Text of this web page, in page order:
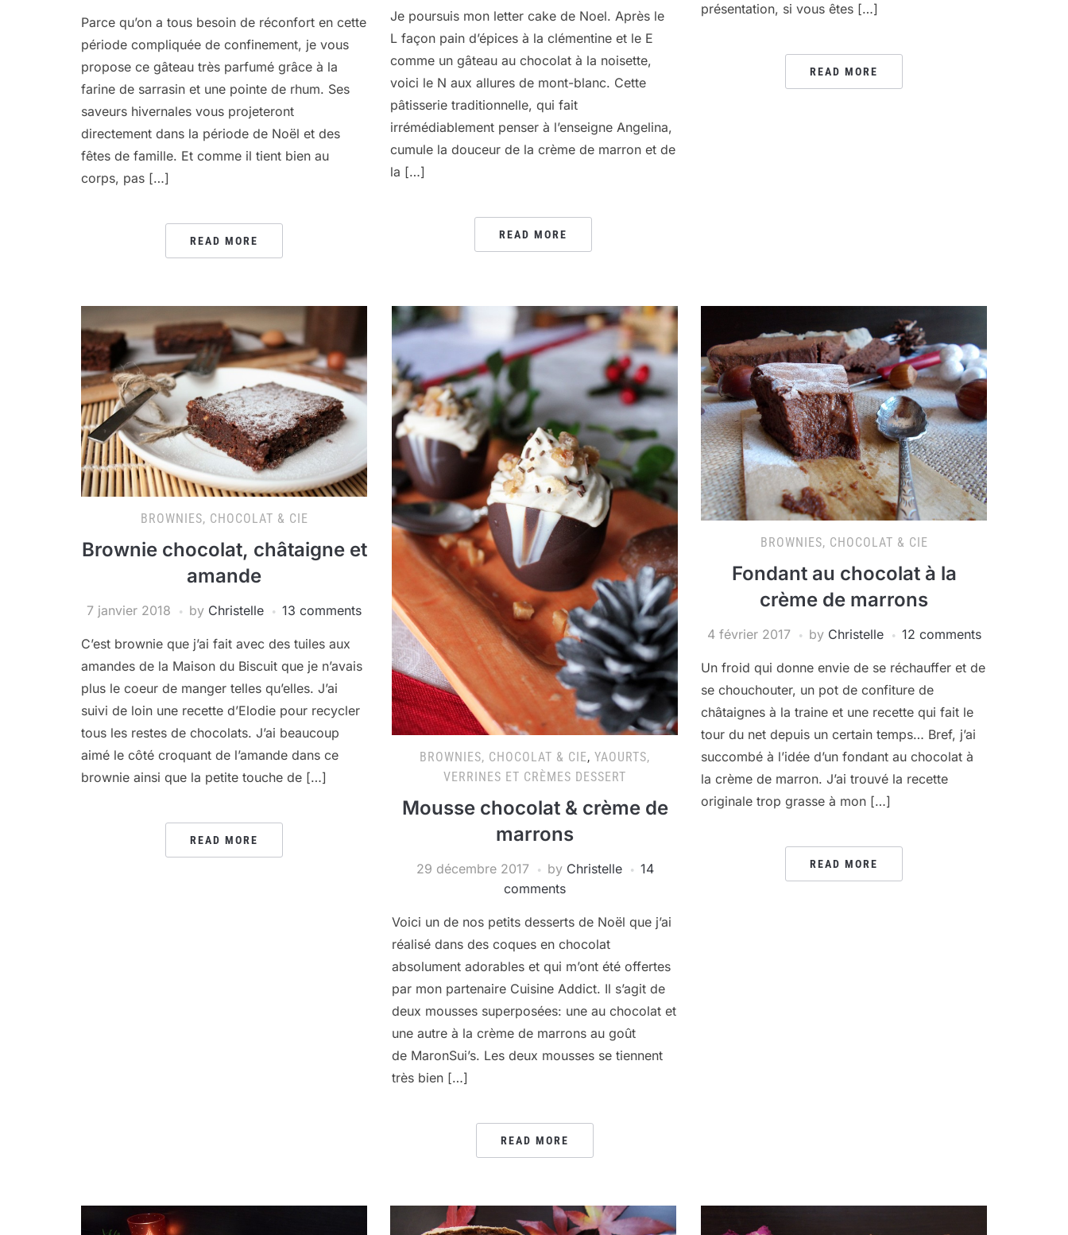
Parce qu’on a tous besoin de réconfort en cette
période compliquée de confinement, je vous
propose ce gâteau très parfumé grâce à la
farine de sarrasin et une pointe de rhum. Ses
saveurs hivernales vous projeteront
directement dans la période de Noël et des
fêtes de famille. Et comme il tient bien au
corps, pas […]
READ MORE
Je poursuis mon letter cake de Noel. Après le
L façon pain d’épices à la clémentine et le E
comme un gâteau au chocolat à la noisette,
voici le N aux allures de mont-blanc. Cette
pâtisserie traditionnelle, qui fait
irrémédiablement penser à l’enseigne Angelina,
cumule la douceur de la crème de marron et de
la […]
READ MORE
présentation, si vous êtes […]
READ MORE
BROWNIES, CHOCOLAT & CIE
Brownie chocolat, châtaigne et
amande
7 janvier 2018 by Christelle 13 comments
C’est brownie que j’ai fait avec des tuiles aux
amandes de la Maison du Biscuit que je n’avais
plus le coeur de manger telles qu’elles. J’ai
suivi de loin une recette d’Elodie pour recycler
tous les restes de chocolats. J’ai beaucoup
aimé le côté croquant de l’amande dans ce
brownie ainsi que la petite touche de […]
READ MORE
BROWNIES, CHOCOLAT & CIE,YAOURTS,
VERRINES ET CRÈMES DESSERT
Mousse chocolat & crème de
marrons
29 décembre 2017 by Christelle
14
comments
Voici un de nos petits desserts de Noël que j’ai
réalisé dans des coques en chocolat
absolument adorables et qui m’ont été offertes
par mon partenaire Cuisine Addict. Il s’agit de
deux mousses superposées: une au chocolat et
une autre à la crème de marrons au goût
de MaronSui’s. Les deux mousses se tiennent
très bien […]
READ MORE
BROWNIES, CHOCOLAT & CIE
Fondant au chocolat à la
crème de marrons
4 février 2017 by Christelle 12 comments
Un froid qui donne envie de se réchauffer et de
se chouchouter, un pot de confiture de
châtaignes à la traine et une recette qui fait le
tour du net depuis un certain temps… Bref, j’ai
succombé à l’idée d’un fondant au chocolat à
la crème de marron. J’ai trouvé la recette
originale trop grasse à mon […]
READ MORE